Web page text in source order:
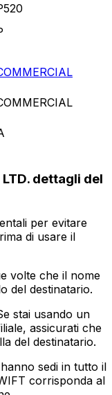
LTD. dettagli del
per evitare
di usare il
volte che il nome
del destinatario.
stai usando un
assicurati che
del destinatario.
sedi in tutto il
corrisponda al